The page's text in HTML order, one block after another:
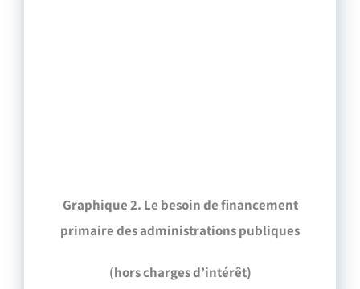
Graphique 2. Le besoin de financement
primaire des administrations publiques
(hors charges d’intérêt)